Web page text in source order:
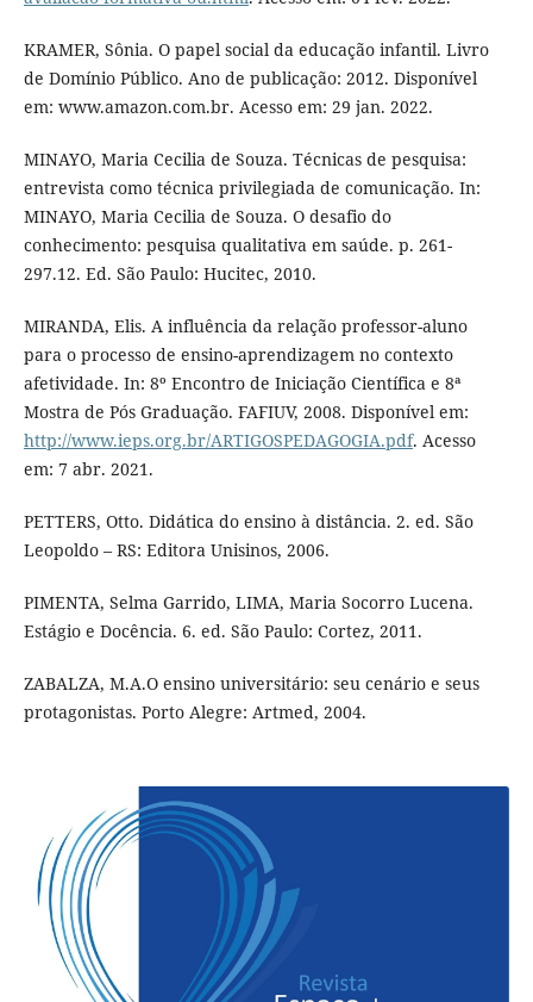
KRAMER, Sônia. O papel social da educação infantil. Livro
de Domínio Público. Ano de publicação: 2012. Disponível
em: www.amazon.com.br. Acesso em: 29 jan. 2022.
MINAYO, Maria Cecilia de Souza. Técnicas de pesquisa:
entrevista como técnica privilegiada de comunicação. In:
MINAYO, Maria Cecilia de Souza. O desafio do
conhecimento: pesquisa qualitativa em saúde. p. 261-
297.12. Ed. São Paulo: Hucitec, 2010.
MIRANDA, Elis. A influência da relação professor-aluno
para o processo de ensino-aprendizagem no contexto
afetividade. In: 8º Encontro de Iniciação Científica e 8ª
Mostra de Pós Graduação. FAFIUV, 2008. Disponível em:
http://www.ieps.org.br/ARTIGOSPEDAGOGIA.pdf. Acesso
em: 7 abr. 2021.
PETTERS, Otto. Didática do ensino à distância. 2. ed. São
Leopoldo – RS: Editora Unisinos, 2006.
PIMENTA, Selma Garrido, LIMA, Maria Socorro Lucena.
Estágio e Docência. 6. ed. São Paulo: Cortez, 2011.
ZABALZA, M.A.O ensino universitário: seu cenário e seus
protagonistas. Porto Alegre: Artmed, 2004.